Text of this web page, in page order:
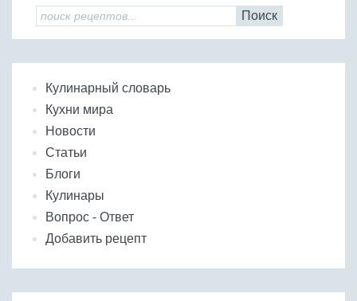
Поиск
Кулинарный словарь
Кухни мира
Новости
Статьи
Блоги
Кулинары
Вопрос - Ответ
Добавить рецепт